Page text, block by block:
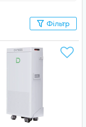
Фільтр